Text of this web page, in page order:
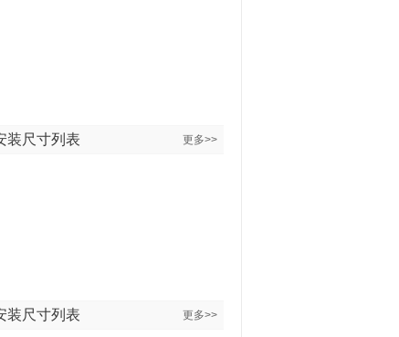
更多>>
装尺寸列表
更多>>
装尺寸列表